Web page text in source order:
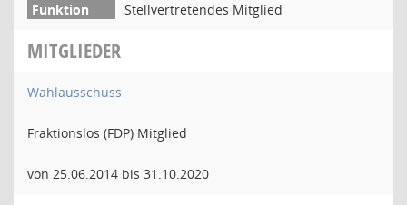
Stellvertretendes Mitglied
MITGLIEDER
Wahlausschuss
Fraktionslos (FDP) Mitglied
von 25.06.2014 bis 31.10.2020